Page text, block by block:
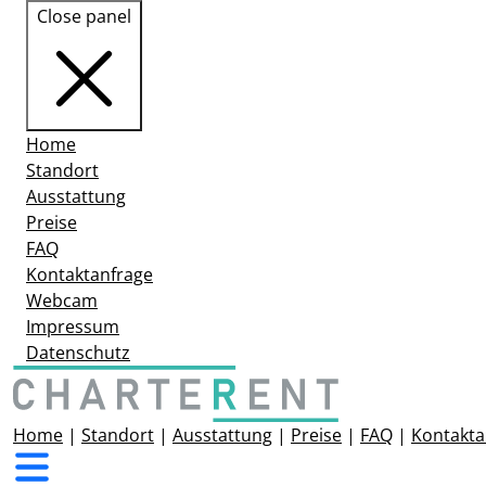
Close panel
Home
Standort
Ausstattung
Preise
FAQ
Kontaktanfrage
Webcam
Impressum
Datenschutz
Home | Standort | Ausstattung | Preise | FAQ |